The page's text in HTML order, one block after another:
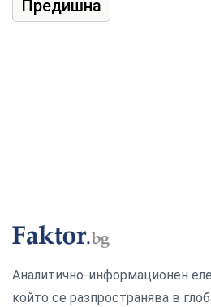
Предишна
Аналитично-информационен
който се разпространява в